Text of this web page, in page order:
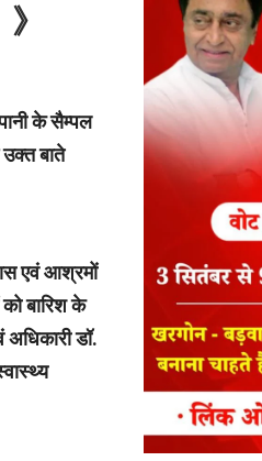
के सैम्पल
बाते
एवं आश्रमों
बारिश के
डॉ.